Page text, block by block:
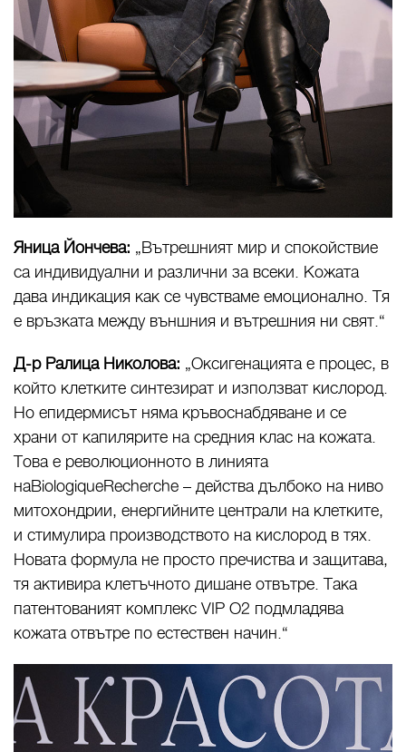
Яница Йончева: „Вътрешният мир и спокойствие
са индивидуални и различни за всеки. Кожата
дава индикация как се чувстваме емоционално. Тя
е връзката между външния и вътрешния ни свят.“
Д-р Ралица Николова: „Оксигенацията е процес, в
който клетките синтезират и използват кислород.
Но епидермисът няма кръвоснабдяване и се
храни от капилярите на средния клас на кожата.
Това е революционното в линията
наBiologiqueRecherche – действа дълбоко на ниво
митохондрии, енергийните централи на клетките,
и стимулира производството на кислород в тях.
Новата формула не просто пречиства и защитава,
тя активира клетъчното дишане отвътре. Така
патентованият комплекс VIP O2 подмладява
кожата отвътре по естествен начин.“